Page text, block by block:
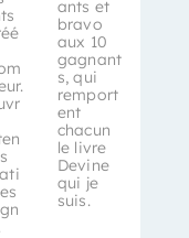
ants et
bravo
aux 10
gagnant
s, qui
remport
ent
chacun
le livre
Devine
qui je
suis.